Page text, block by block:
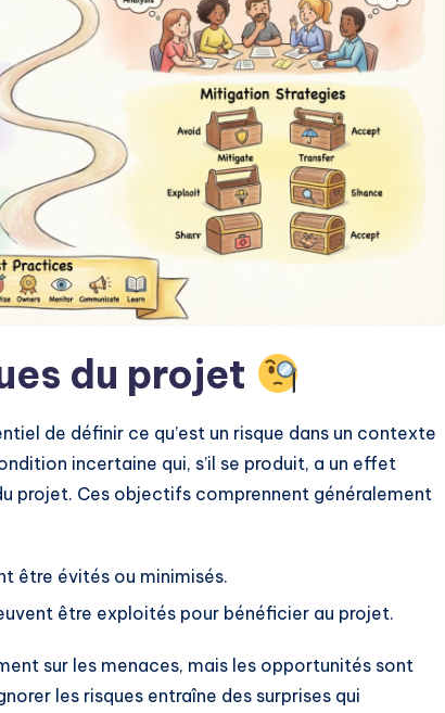
du projet
de définir ce qu’est un risque dans un contexte
incertaine qui, s’il se produit, a un effet
projet. Ces objectifs comprennent généralement
être évités ou minimisés.
être exploités pour bénéficier au projet.
sur les menaces, mais les opportunités sont
les risques entraîne des surprises qui